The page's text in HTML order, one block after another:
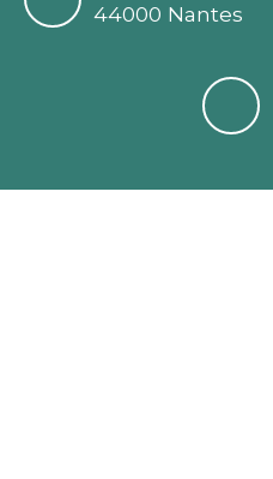
44000 Nantes